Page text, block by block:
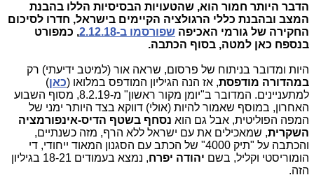
הדבר היותר חמור הוא, שהטעויות הבסיסיות הללו בהבנת
המצב ובהבנת כללי הרגולציה הקיימים בישראל, חדרו לסיכום
החקירה של גורמי האכיפה שפורסמו ב-2.12.18
, כמפורט
בנספח כאן למטה, בסוף הכתבה.
היות ומדובר בניתוח של פרסום, שראה אור (למיטב ידיעתי) רק
במהדורה מודפסת, אז הנה הגיליון המודפס במלואו (כאן)
למתעניינים. המדובר ב"יומן מקור ראשון" מ-8.2.19, מסוף השבוע
האחרון, במוסף שאמור להיות (אולי) דווקא בצד היותר ימני של
המפה הפוליטית, אבל גם הוא נסחף בשטף הדיס-אינפורמציה
השקרית, שמאכילים את עם ישראל ללא הרף, מזה כשנתיים,
והכתבה על "תיק 4000" של הכתב עם הסגנון המאוד ייחודי, די
הומוריסטי וקליל, בשם יהודה יפרח
, נמצא בעמודים 18-21 בגיליון
הזה.